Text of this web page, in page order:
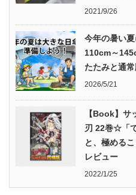
2021/9/26
今年の暑い
110cm～
たたみと通
2026/5/21
【Book】
刃 22巻☆「
と、極める
レビュー
2022/1/25